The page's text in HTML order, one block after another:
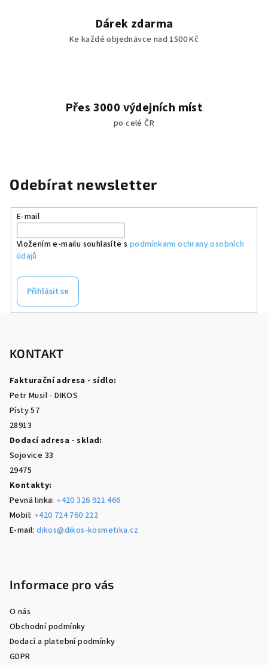
Dárek zdarma
Ke každé objednávce nad 1500 Kč
Přes 3000 výdejních míst
po celé ČR
Odebírat newsletter
E-mail
Vložením e-mailu souhlasíte s podmínkami ochrany osobních
údajů
Přihlásit se
KONTAKT
Fakturační adresa - sídlo:
Petr Musil - DIKOS
Písty 57
28913
Dodací adresa - sklad:
Sojovice 33
29475
Kontakty:
Pevná linka: +420 326 921 466
Mobil: +420 724 760 222
E-mail:dikos@dikos-kosmetika.cz
Informace pro vás
O nás
Obchodní podmínky
Dodací a platební podmínky
GDPR